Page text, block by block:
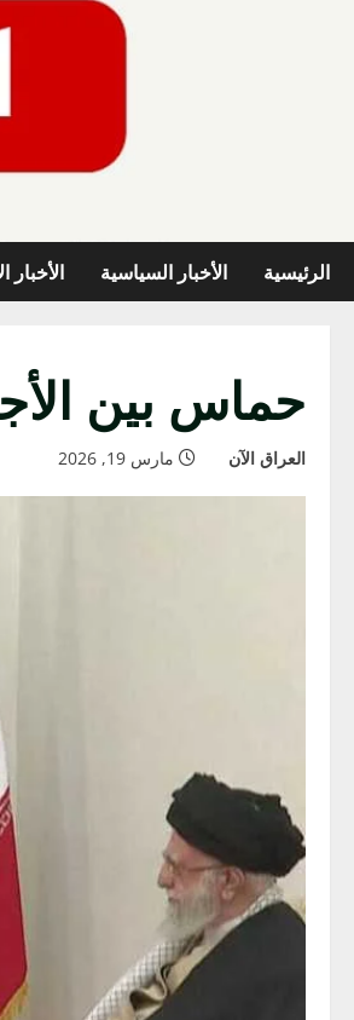
الرئيسية الأخبار السياسية الأخبار
حماس بين
العراق الآن مارس 19, 2026